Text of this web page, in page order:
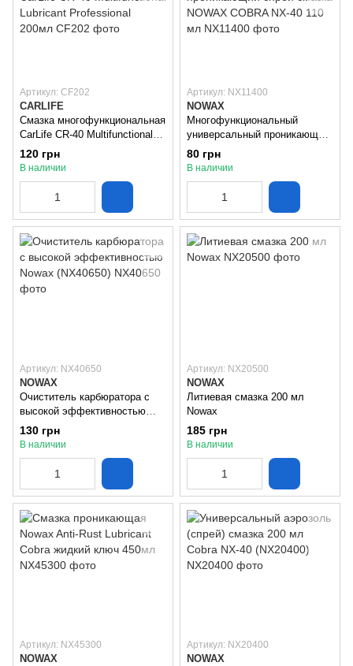
Артикул: CF202
CARLIFE
Смазка многофункциональная
CarLife CR-40 Multifunctional
Lubricant Professional 200мл
120 грн
В наличии
Артикул: NX11400
NOWAX
Многофункциональный
универсальный проникающий
спрей смазка NOWAX COBRA
NX-40 110 мл
80 грн
В наличии
Артикул: NX40650
NOWAX
Очиститель карбюратора с
высокой эффективностью
Nowax (NX40650)
130 грн
В наличии
Артикул: NX20500
NOWAX
Литиевая смазка 200 мл
Nowax
185 грн
В наличии
Артикул: NX45300
NOWAX
Артикул: NX20400
NOWAX